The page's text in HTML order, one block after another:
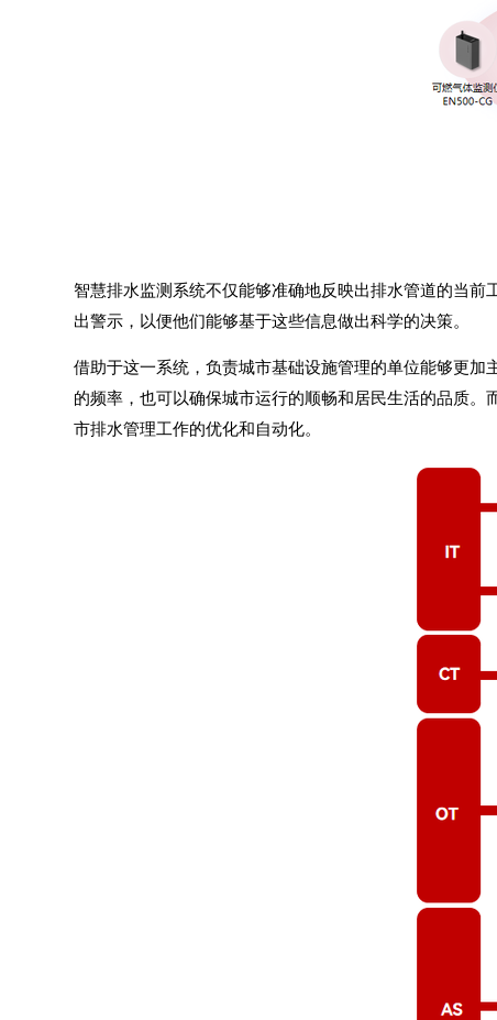
智慧排水监测系统不仅能够准确地反映出排水管道的当前
出警示，以便他们能够基于这些信息做出科学的决策。
借助于这一系统，负责城市基础设施管理的单位能够更
的频率，也可以确保城市运行的顺畅和居民生活的品质
市排水管理工作的优化和自动化。